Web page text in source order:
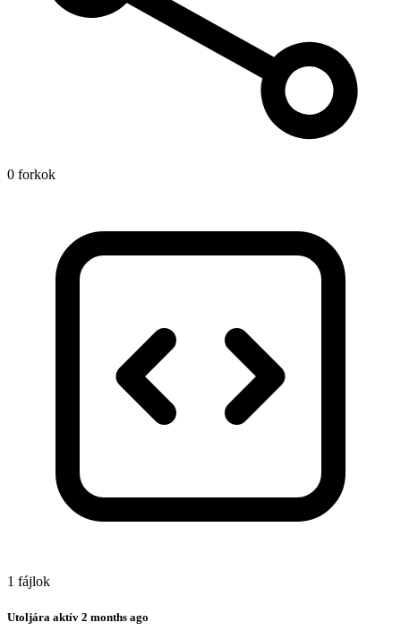
0 forkok
1 fájlok
Utoljára aktív 2 months ago